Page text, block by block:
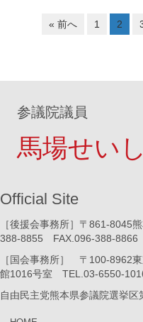
« 前へ 1 2
参議院議員
馬場せいし
Official Site
［後援会事務所］〒861-
388-8855 FAX.096-388-8866
［国会事務所］ 〒100-8962
館1016号室 TEL.03-6550-
自由民主党熊本県参議院選挙区